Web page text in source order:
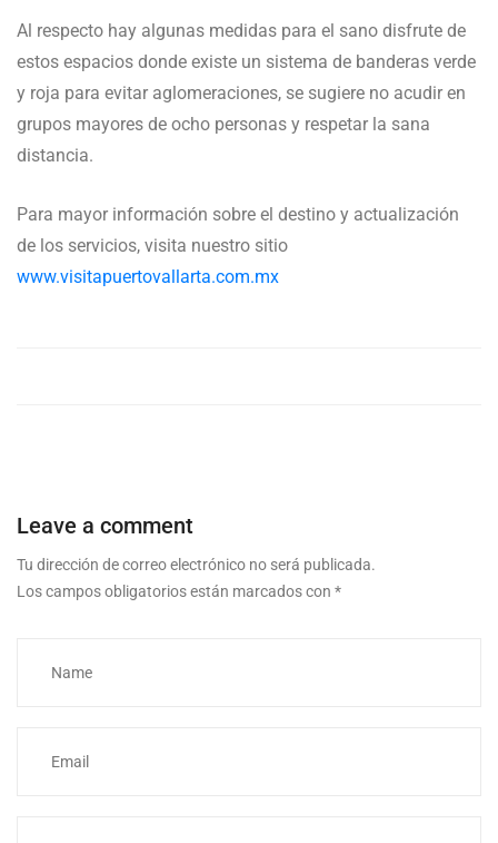
Al respecto hay algunas medidas para el sano disfrute de
estos espacios donde existe un sistema de banderas verde
y roja para evitar aglomeraciones, se sugiere no acudir en
grupos mayores de ocho personas y respetar la sana
distancia.
Para mayor información sobre el destino y actualización
de los servicios, visita nuestro sitio
www.visitapuertovallarta.com.mx
Leave a comment
Tu dirección de correo electrónico no será publicada.
Los campos obligatorios están marcados con *